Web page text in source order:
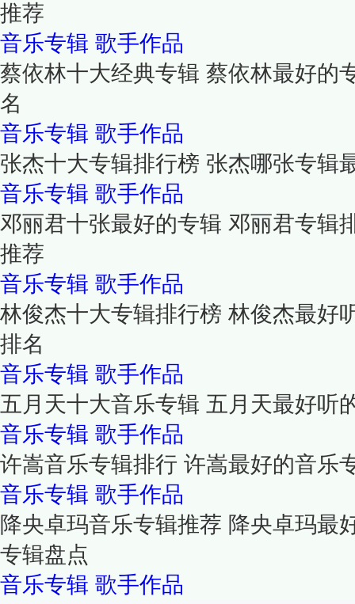
推荐
音乐专辑 歌手作品
蔡依林十大经典专辑 蔡依林最好的
名
音乐专辑 歌手作品
张杰十大专辑排行榜 张杰哪张专辑
音乐专辑 歌手作品
邓丽君十张最好的专辑 邓丽君专辑
推荐
音乐专辑 歌手作品
林俊杰十大专辑排行榜 林俊杰最好
排名
音乐专辑 歌手作品
五月天十大音乐专辑 五月天最好听
音乐专辑 歌手作品
许嵩音乐专辑排行 许嵩最好的音乐
音乐专辑 歌手作品
降央卓玛音乐专辑推荐 降央卓玛最
专辑盘点
音乐专辑 歌手作品